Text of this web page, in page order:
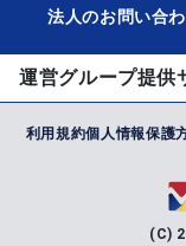
法人のお問い合
運営グループ提供
利用規約個人情報保護
(C)